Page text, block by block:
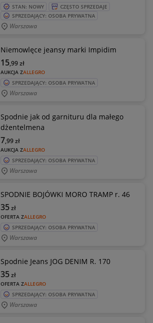
STAN: NOWY
CZĘSTO SPRZEDAJE
SPRZEDAJĄCY: OSOBA PRYWATNA
Warszawa
Niemowlęce jeansy marki Impidim
AUKCJA ZALLEGRO
15,99zł
SPRZEDAJĄCY: OSOBA PRYWATNA
Warszawa
Spodnie jak od garnituru dla małego
dżentelmena
AUKCJA ZALLEGRO
7,99zł
SPRZEDAJĄCY: OSOBA PRYWATNA
Warszawa
SPODNIE BOJÓWKI MORO TRAMP r. 46
OFERTA ZALLEGRO
35zł
SPRZEDAJĄCY: OSOBA PRYWATNA
Warszawa
Spodnie Jeans JOG DENIM R. 170
OFERTA ZALLEGRO
35zł
SPRZEDAJĄCY: OSOBA PRYWATNA
Warszawa